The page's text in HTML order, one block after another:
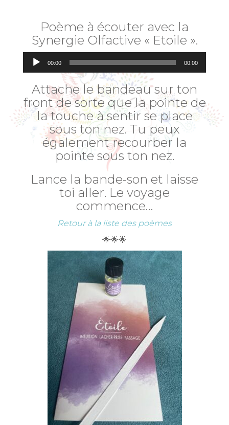
Poème à écouter avec la
Synergie Olfactive « Etoile ».
audio
00:00 00:00
Attache le bandeau sur ton
front de sorte que la pointe de
la touche à sentir se place
sous ton nez. Tu peux
également recourber la
pointe sous ton nez.
Lance la bande-son et laisse
toi aller. Le voyage
commence…
Retour à la liste des poèmes
🌟🌟🌟